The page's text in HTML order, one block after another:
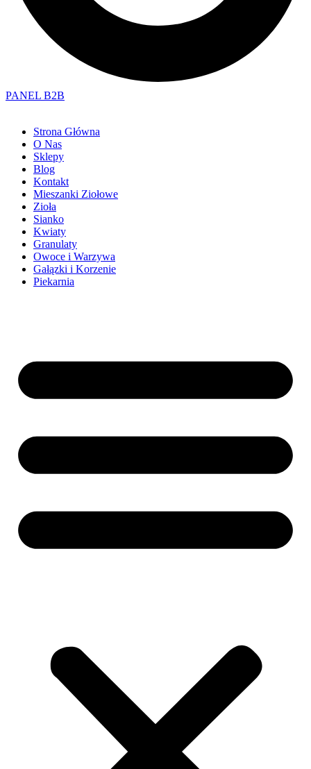
PANEL B2B
Strona Główna
O Nas
Sklepy
Blog
Kontakt
Mieszanki Ziołowe
Zioła
Sianko
Kwiaty
Granulaty
Owoce i Warzywa
Gałązki i Korzenie
Piekarnia